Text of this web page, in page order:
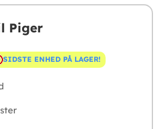
Piger
SIDSTE ENHED PÅ LAGER!